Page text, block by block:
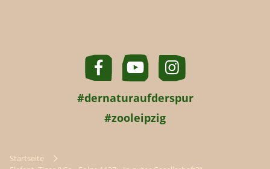
#dernaturaufderspur
#zooleipzig
Startseite